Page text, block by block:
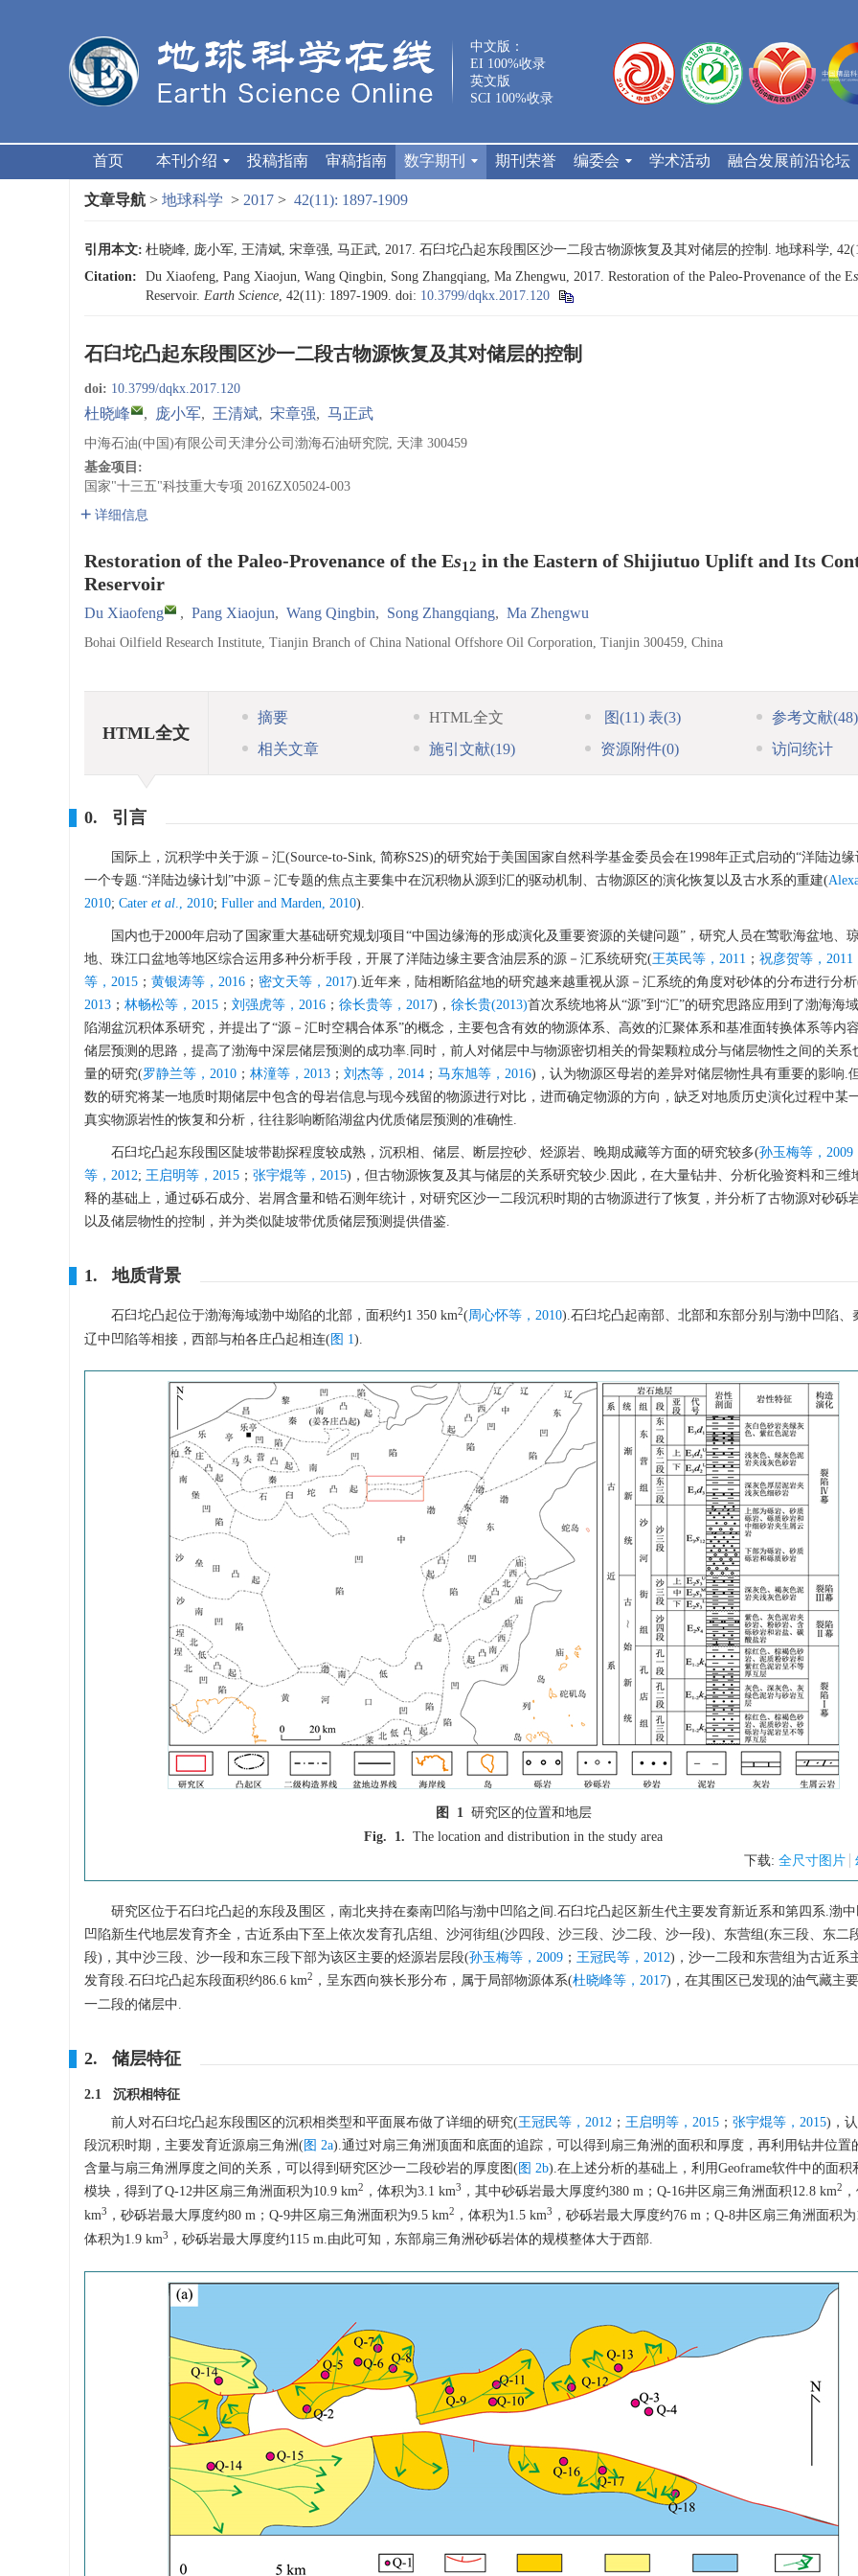
中文版：
EI 100%收录
英文版
SCI 100%收录
首页 本刊介绍 投稿指南 审稿指南 数字期刊 期刊荣誉 编委会 学术活动 融合发展前沿论坛
文章导航 > 地球科学 > 2017 > 42(11): 1897-1909
引用本文: 杜晓峰, 庞小军, 王清斌, 宋章强, 马正武, 2017. 石臼坨凸起东段围区沙一二段古物源恢复及其对储层的控制. 地球科学,
Citation:
Du Xiaofeng, Pang Xiaojun, Wang Qingbin, Song Zhangqiang, Ma Zhengwu, 2017. Restoration of the Paleo-Provenance of the Es
Reservoir. Earth Science, 42(11): 1897-1909. doi: 10.3799/dqkx.2017.120
石臼坨凸起东段围区沙一二段古物源恢复及其对储层的控制
doi: 10.3799/dqkx.2017.120
杜晓峰 , 庞小军, 王清斌, 宋章强, 马正武
中海石油(中国)有限公司天津分公司渤海石油研究院, 天津 300459
基金项目:
国家"十三五"科技重大专项 2016ZX05024-003
详细信息
Restoration of the Paleo-Provenance of the Es12 in the Eastern of Shijiutuo Uplift and Its
Reservoir
Du Xiaofeng , Pang Xiaojun, Wang Qingbin, Song Zhangqiang, Ma Zhengwu
Bohai Oilfield Research Institute, Tianjin Branch of China National Offshore Oil Corporation, Tianjin 300459, China
HTML全文
摘要 HTML全文 图(11) 表(3) 参考文献(48)
相关文章
施引文献(19) 资源附件(0) 访问统计
0. 引言
国际上，沉积学中关于源－汇(Source-to-Sink, 简称S2S)的研究始于美国国家自然科学基金委员会在1998年正式启动的“洋陆边缘
一个专题.“洋陆边缘计划”中源－汇专题的焦点主要集中在沉积物从源到汇的驱动机制、古物源区的演化恢复以及古水系的重建(
2010; Cater et al., 2010; Fuller and Marden, 2010).
国内也于2000年启动了国家重大基础研究规划项目“中国边缘海的形成演化及重要资源的关键问题”，研究人员在莺歌海盆地、
地、珠江口盆地等地区综合运用多种分析手段，开展了洋陆边缘主要含油层系的源－汇系统研究(王英民等，2011 ； 祝彦贺等，2011
等，2015 ； 黄银涛等，2016 ； 密文天等，2017).近年来，陆相断陷盆地的研究越来越重视从源－汇系统的角度对砂体的分布进行分
2013 ； 林畅松等，2015 ； 刘强虎等，2016 ； 徐长贵等，2017)， 徐长贵(2013)首次系统地将从“源”到“汇”的研究思路应用到了渤海海
陷湖盆沉积体系研究，并提出了“源－汇时空耦合体系”的概念，主要包含有效的物源体系、高效的汇聚体系和基准面转换体系等内
储层预测的思路，提高了渤海中深层储层预测的成功率.同时，前人对储层中与物源密切相关的骨架颗粒成分与储层物性之间的关系
量的研究(罗静兰等，2010 ； 林潼等，2013 ； 刘杰等，2014 ； 马东旭等，2016)，认为物源区母岩的差异对储层物性具有重要的影响.
数的研究将某一地质时期储层中包含的母岩信息与现今残留的物源进行对比，进而确定物源的方向，缺乏对地质历史演化过程中某
真实物源岩性的恢复和分析，往往影响断陷湖盆内优质储层预测的准确性.
石臼坨凸起东段围区陡坡带勘探程度较成熟，沉积相、储层、断层控砂、烃源岩、晚期成藏等方面的研究较多(孙玉梅等，2009
等，2012; 王启明等，2015 ； 张宇焜等，2015)，但古物源恢复及其与储层的关系研究较少.因此，在大量钻井、分析化验资料和三维
释的基础上，通过砾石成分、岩屑含量和锆石测年统计，对研究区沙一二段沉积时期的古物源进行了恢复，并分析了古物源对砂砾
以及储层物性的控制，并为类似陡坡带优质储层预测提供借鉴.
1. 地质背景
石臼坨凸起位于渤海海域渤中坳陷的北部，面积约1 350 km2(周心怀等，2010).石臼坨凸起南部、北部和东部分别与渤中凹陷、
辽中凹陷等相接，西部与柏各庄凸起相连(图 1).
图 1 研究区的位置和地层
Fig. 1. The location and distribution in the study area
下载: 全尺寸图片
研究区位于石臼坨凸起的东段及围区，南北夹持在秦南凹陷与渤中凹陷之间.石臼坨凸起区新生代主要发育新近系和第四系.渤
凹陷新生代地层发育齐全，古近系由下至上依次发育孔店组、沙河街组(沙四段、沙三段、沙二段、沙一段)、东营组(东三段、东二
段)，其中沙三段、沙一段和东三段下部为该区主要的烃源岩层段(孙玉梅等，2009 ； 王冠民等，2012)，沙一二段和东营组为古近系
发育段.石臼坨凸起东段面积约86.6 km2 ，呈东西向狭长形分布，属于局部物源体系(杜晓峰等，2017)，在其围区已发现的油气藏主
一二段的储层中.
2. 储层特征
2.1 沉积相特征
前人对石臼坨凸起东段围区的沉积相类型和平面展布做了详细的研究(王冠民等，2012 ； 王启明等，2015 ； 张宇焜等，2015)，
段沉积时期，主要发育近源扇三角洲(图 2a).通过对扇三角洲顶面和底面的追踪，可以得到扇三角洲的面积和厚度，再利用钻井位置
含量与扇三角洲厚度之间的关系，可以得到研究区沙一二段砂岩的厚度图(图 2b).在上述分析的基础上，利用Geoframe软件中的面积
模块，得到了Q-12井区扇三角洲面积为10.9 km2 ，体积为3.1 km3 ，其中砂砾岩最大厚度约380 m；Q-16井区扇三角洲面积12.8 km2
km3 ，砂砾岩最大厚度约80 m；Q-9井区扇三角洲面积为9.5 km2 ，体积为1.5 km3 ，砂砾岩最大厚度约76 m；Q-8井区扇三角洲面积
体积为1.9 km3 ，砂砾岩最大厚度约115 m.由此可知，东部扇三角洲砂砾岩体的规模整体大于西部.